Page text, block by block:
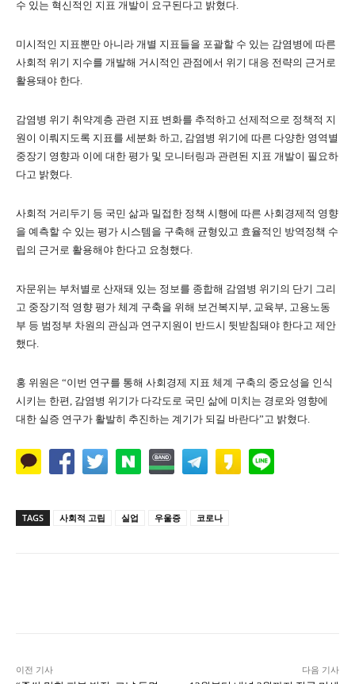
수 있는 혁신적인 지표 개발이 요구된다고 밝혔다.
미시적인 지표뿐만 아니라 개별 지표들을 포괄할 수 있는 감염병에 따른
사회적 위기 지수를 개발해 거시적인 관점에서 위기 대응 전략의 근거로
활용돼야 한다.
감염병 위기 취약계층 관련 지표 변화를 추적하고 선제적으로 정책적 지
원이 이뤄지도록 지표를 세분화 하고, 감염병 위기에 따른 다양한 영역별
중장기 영향과 이에 대한 평가 및 모니터링과 관련된 지표 개발이 필요하
다고 밝혔다.
사회적 거리두기 등 국민 삶과 밀접한 정책 시행에 따른 사회경제적 영향
을 예측할 수 있는 평가 시스템을 구축해 균형있고 효율적인 방역정책 수
립의 근거로 활용해야 한다고 요청했다.
자문위는 부처별로 산재돼 있는 정보를 종합해 감염병 위기의 단기 그리
고 중장기적 영향 평가 체계 구축을 위해 보건복지부, 교육부, 고용노동
부 등 범정부 차원의 관심과 연구지원이 반드시 뒷받침돼야 한다고 제안
했다.
홍 위원은 “이번 연구를 통해 사회경제 지표 체계 구축의 중요성을 인식
시키는 한편, 감염병 위기가 다각도로 국민 삶에 미치는 경로와 영향에
대한 실증 연구가 활발히 추진하는 계기가 되길 바란다”고 밝혔다.
TAGS 사회적 고립 실업 우울증 코로나
이전 기사 다음 기사